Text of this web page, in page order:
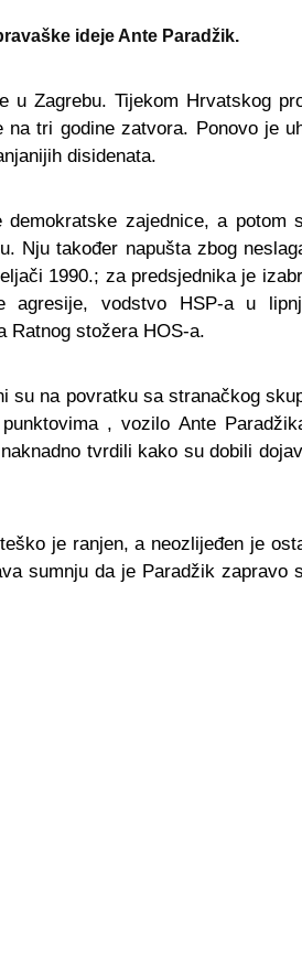
ideje Ante Paradžik.
Zagrebu. Tijekom Hrvatskog
tri godine zatvora. Ponovo je
disidenata.
zajednice, a potom
Nju također napušta zbog
1990.; za predsjednika je
agresije, vodstvo HSP-a u
Ratnog stožera HOS-a.
na povratku sa stranačkog
, vozilo Ante
tvrdili kako su dobili
je ranjen, a neozlijeđen je
sumnju da je Paradžik zapravo